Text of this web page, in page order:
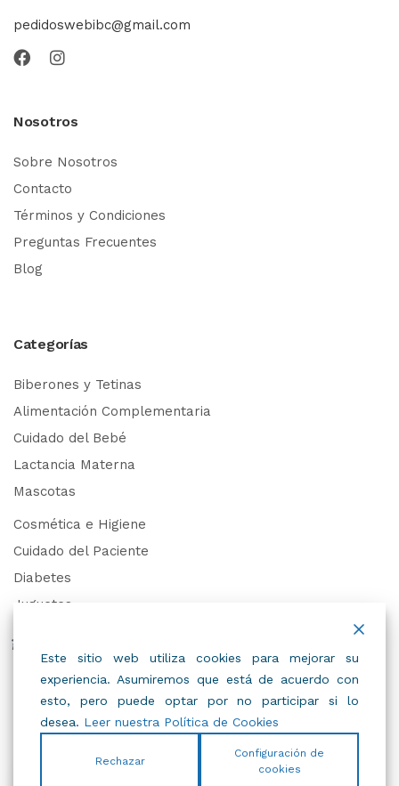
pedidoswebibc@gmail.com
Nosotros
Sobre Nosotros
Contacto
Términos y Condiciones
Preguntas Frecuentes
Blog
Categorías
Biberones y Tetinas
Alimentación Complementaria
Cuidado del Bebé
Lactancia Materna
Mascotas
Cosmética e Higiene
Cuidado del Paciente
Diabetes
Juguetes
Trabaja con Nosotros
Este sitio web utiliza cookies para mejorar su
experiencia. Asumiremos que está de acuerdo con
esto, pero puede optar por no participar si lo
desea. Leer nuestra Política de Cookies
Rechazar
Configuración de
cookies